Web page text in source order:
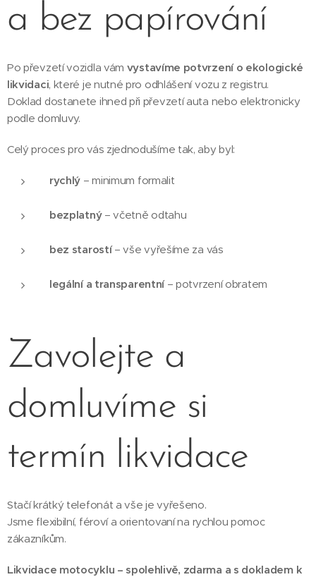
a bez papírování
Po převzetí vozidla vám vystavíme potvrzení o ekologické
likvidaci, které je nutné pro odhlášení vozu z registru.
Doklad dostanete ihned při převzetí auta nebo elektronicky
podle domluvy.
Celý proces pro vás zjednodušíme tak, aby byl:
rychlý – minimum formalit
bezplatný– včetně odtahu
bez starostí– vše vyřešíme za vás
legální a transparentní– potvrzení obratem
Zavolejte a
domluvíme si
termín likvidace
Stačí krátký telefonát a vše je vyřešeno.
Jsme flexibilní, féroví a orientovaní na rychlou pomoc
zákazníkům.
Likvidace motocyklu – spolehlivě, zdarma a s dokladem k